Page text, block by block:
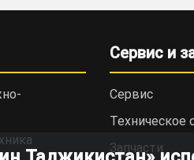
Сервис и
Сервис
Техническое
Запчасти